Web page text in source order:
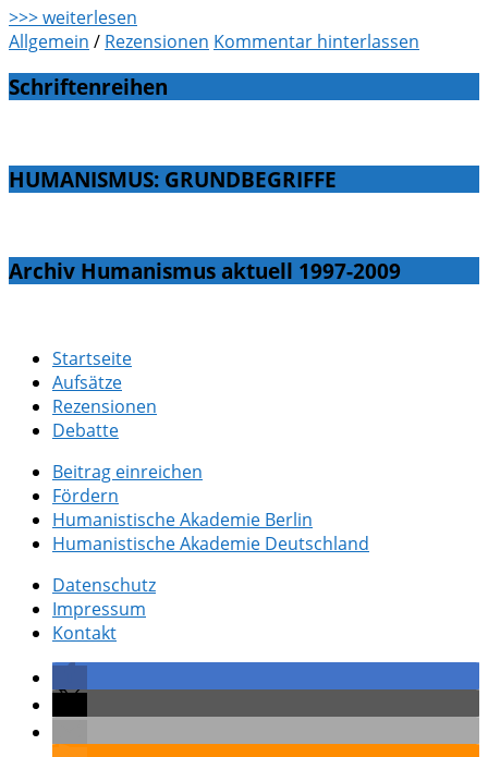
>>> weiterlesen
Allgemein / Rezensionen Kommentar hinterlassen
Schriftenreihen
HUMANISMUS: GRUNDBEGRIFFE
Archiv Humanismus aktuell 1997-2009
Startseite
Aufsätze
Rezensionen
Debatte
Beitrag einreichen
Fördern
Humanistische Akademie Berlin
Humanistische Akademie Deutschland
Datenschutz
Impressum
Kontakt